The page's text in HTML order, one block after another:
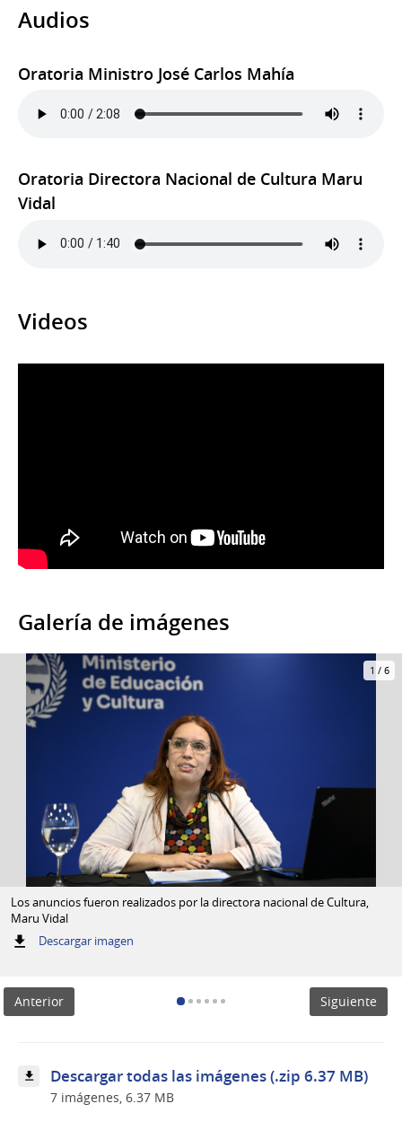
Audios
Oratoria Ministro José Carlos Mahía
Oratoria Directora Nacional de Cultura Maru
Vidal
Videos
Galería de imágenes
1 / 6
Los anuncios fueron realizados por la directora nacional de Cultura,
Maru Vidal
Descargar imagen:
realizados
nacional
de
Cultura,
Anterior Siguiente
Descargar todas las imágenes (.zip 6.37 MB)
7 imágenes, 6.37 MB